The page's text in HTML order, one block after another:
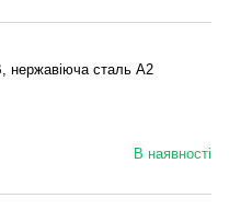
нержавіюча сталь A2
В наявності